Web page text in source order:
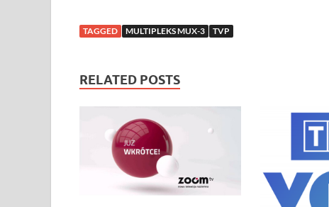
TAGGED MULTIPLEKS MUX-3 TVP
RELATED POSTS